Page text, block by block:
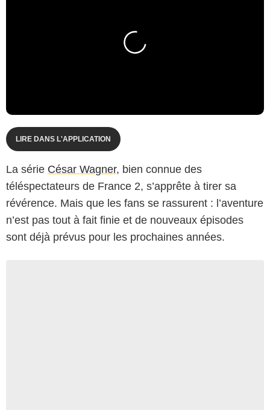
LIRE DANS L'APPLICATION
La série César Wagner, bien connue des
téléspectateurs de France 2, s’apprête à tirer sa
révérence. Mais que les fans se rassurent : l’aventure
n’est pas tout à fait finie et de nouveaux épisodes
sont déjà prévus pour les prochaines années.